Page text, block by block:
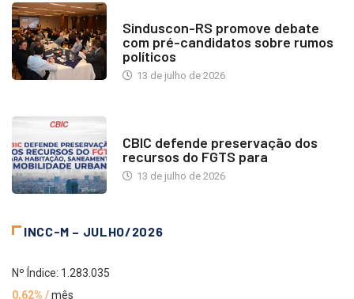
Sinduscon-RS promove debate
com pré-candidatos sobre rumos
políticos
13 de julho de 2026
CBIC defende preservação dos
recursos do FGTS para
13 de julho de 2026
INCC-M – JULHO/2026
Nº Índice: 1.283.035
0,62% /mês